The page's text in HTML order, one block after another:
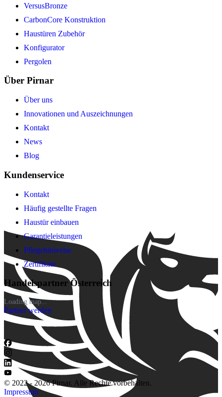
VersusBronze
CarbonCore Konstruktion
Haustüren Zubehör
Konfigurator
Pergolen
Über Pirnar
Über uns
Innovationen und Auszeichnungen
Kontakt
News
Blog
Kundenservice
Kontakt
Häufig gestellte Fragen
Haustür einbauen
Garantieleistungen
Pflegehinweise
Zertifikate
Handelspartner Österreich
Loading map...
Partner werden
© 2022 - 2026 Pirnar. Alle Rechte vorbehalten.
Impressum